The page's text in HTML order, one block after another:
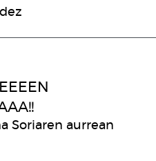
Soriaren aurrean